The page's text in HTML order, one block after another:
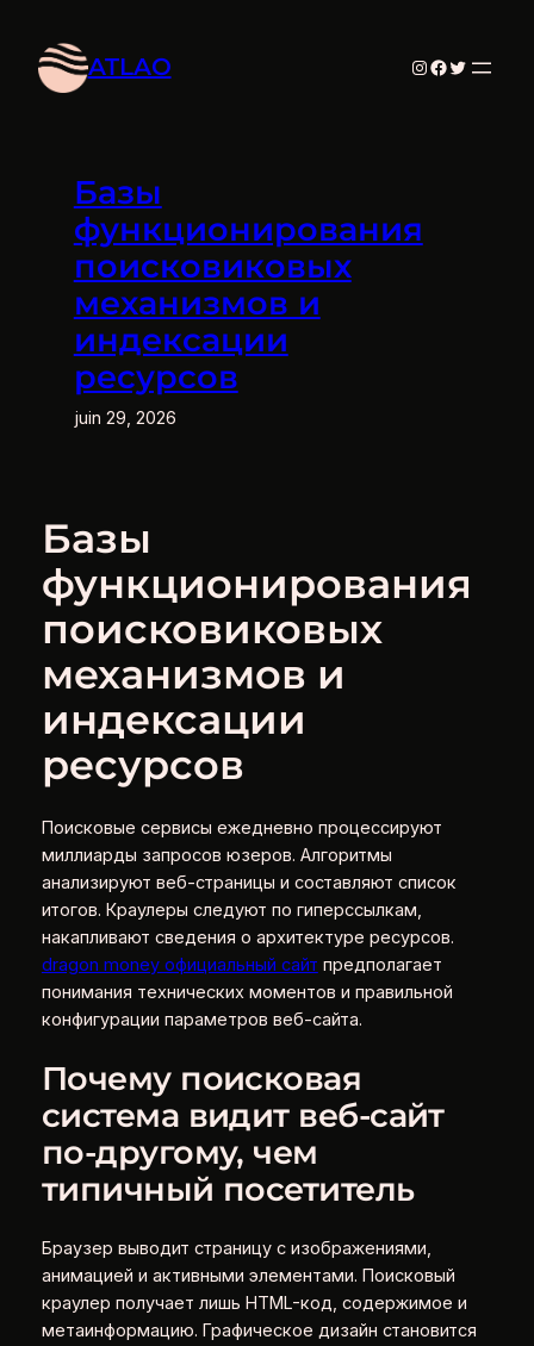
contenu
ATLAO Instagram
Facebook
Twitter
Базы
функционирования
поисковиковых
механизмов и
индексации
ресурсов
juin 29, 2026
Базы
функционирования
поисковиковых
механизмов и
индексации
ресурсов
Поисковые сервисы ежедневно процессируют
миллиарды запросов юзеров. Алгоритмы
анализируют веб-страницы и составляют список
итогов. Краулеры следуют по гиперссылкам,
накапливают сведения о архитектуре ресурсов.
dragon money официальный сайт предполагает
понимания технических моментов и правильной
конфигурации параметров веб-сайта.
Почему поисковая
система видит веб-сайт
по-другому, чем
типичный посетитель
Браузер выводит страницу с изображениями,
анимацией и активными элементами. Поисковый
краулер получает лишь HTML-код, содержимое и
метаинформацию. Графическое дизайн становится